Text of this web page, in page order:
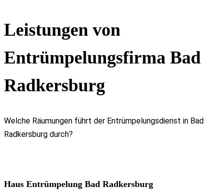
Leistungen von
Entrümpelungsfirma Bad
Radkersburg
Welche Räumungen führt der Entrümpelungsdienst in Bad
Radkersburg durch?
Haus Entrümpelung Bad Radkersburg